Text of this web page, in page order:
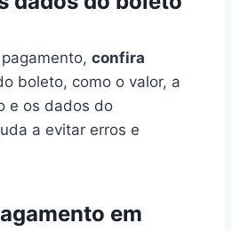
confira
boleto, como o valor, a
e os dados do
a evitar erros e
em